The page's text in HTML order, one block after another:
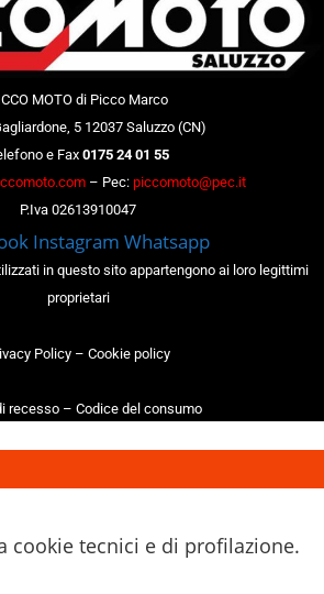
MOTO di Picco Marco
5 12037 Saluzzo (CN)
e Fax0175 24 01 55
– Pec: piccomoto@pec.it
P.Iva 02613910047
Instagram Whatsapp
in questo sito appartengono ai loro legittimi
proprietari
Policy – Cookie policy
recesso – Codice del consumo
cookie tecnici e di profilazione.